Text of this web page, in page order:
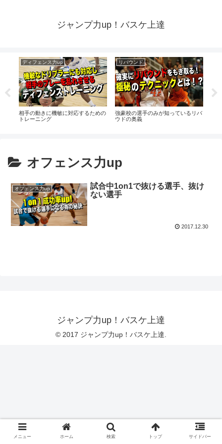
ジャンプ力up！バスケ上達
ディフェンス力up
相手の動きに機敏に対応するための
トレーニング
リバウンド
強豪校の選手のみが知っているリバ
ウドの奥義
オフェンス力up
オフェンス力up
試合中1on1で抜ける選手、抜け
ない選手
2017.12.30
ジャンプ力up！バスケ上達
© 2017 ジャンプ力up！バスケ上達.
メニュー ホーム 検索 トップ サイドバー